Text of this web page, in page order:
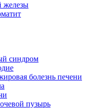
железы
синдром
болезнь печени
пузырь